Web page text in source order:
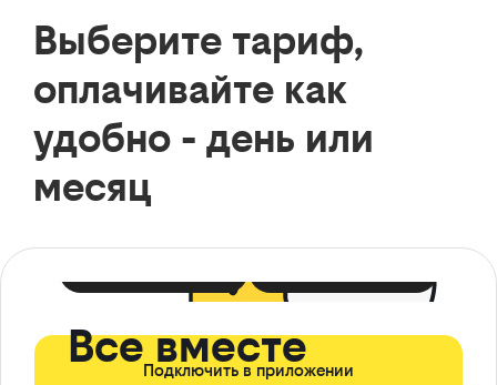
Выберите тариф,
оплачивайте как
удобно - день или
месяц
Все вместе
Подключить в приложении